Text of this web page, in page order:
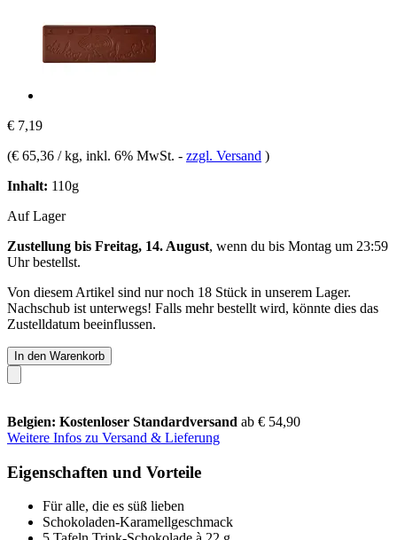
€ 7,19
(€ 65,36 / kg, inkl. 6% MwSt. - zzgl. Versand )
Inhalt: 110g
Auf Lager
Zustellung bis Freitag, 14. August, wenn du bis Montag um 23:59
Uhrbestellst.
Von diesem Artikel sind nur noch 18 Stück in unserem Lager.
Nachschub ist unterwegs! Falls mehr bestellt wird, könnte dies das
Zustelldatum beeinflussen.
In den Warenkorb
Belgien: Kostenloser Standardversand ab € 54,90
Weitere Infos zu Versand & Lieferung
Eigenschaften und Vorteile
Für alle, die es süß lieben
Schokoladen-Karamellgeschmack